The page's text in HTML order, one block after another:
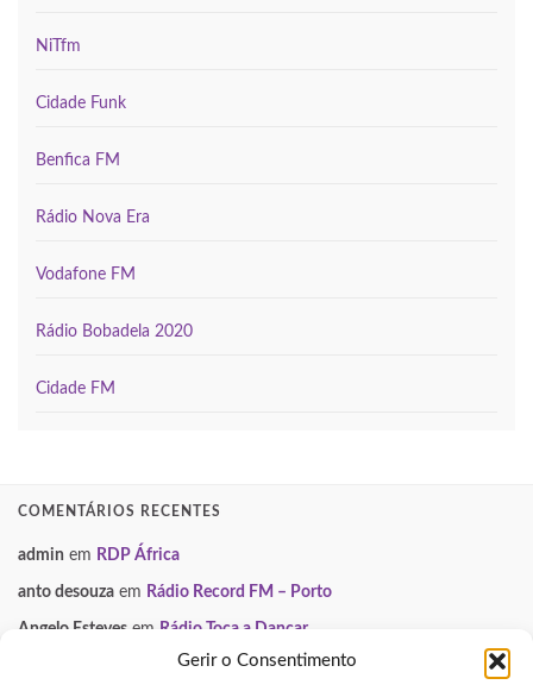
Gerir o Consentimento
NiTfm
Cidade Funk
Benfica FM
Rádio Nova Era
Vodafone FM
Rádio Bobadela 2020
Cidade FM
COMENTÁRIOS RECENTES
admin em RDP África
anto desouza em Rádio Record FM – Porto
Angelo Esteves em Rádio Toca a Dançar
Smooth FM